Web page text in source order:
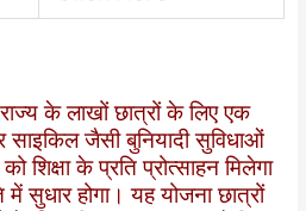
के लाखों छात्रों के लिए एक
जैसी बुनियादी सुविधाओं
शिक्षा के प्रति प्रोत्साहन मिलेगा
सुधार होगा। यह योजना छात्रों